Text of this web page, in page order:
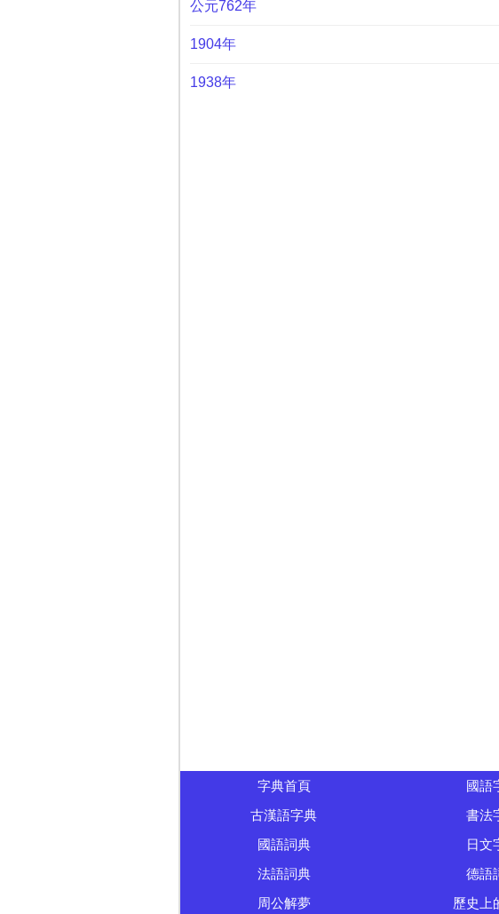
公元762年
1904年
1938年
字典首頁 國語
古漢語字典
書法
國語詞典
日文
法語詞典
德語
周公解夢
歷史上